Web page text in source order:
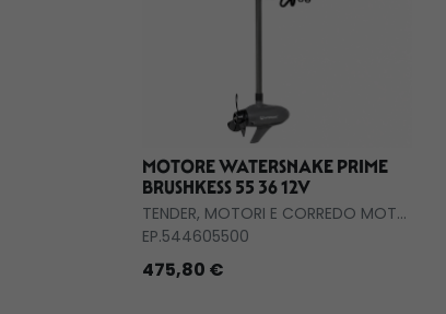
MOTORE WATERSNAKE PRIME
BRUSHKESS 55 36 12V
TENDER, MOTORI E CORREDO MOTORI
EP.544605500
475,80 €